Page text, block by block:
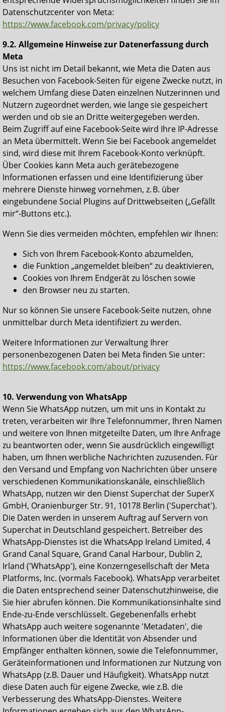
Datenschutzcenter von Meta:
https://www.facebook.com/privacy/policy
9.2. Allgemeine Hinweise zur Datenerfassung durch
Meta
Uns ist nicht im Detail bekannt, wie Meta die Daten aus
Besuchen von Facebook-Seiten für eigene Zwecke nutzt, in
welchem Umfang diese Daten einzelnen Nutzerinnen und
Nutzern zugeordnet werden, wie lange sie gespeichert
werden und ob sie an Dritte weitergegeben werden.
Beim Zugriff auf eine Facebook-Seite wird Ihre IP-Adresse
an Meta übermittelt. Wenn Sie bei Facebook angemeldet
sind, wird diese mit Ihrem Facebook-Konto verknüpft.
Über Cookies kann Meta auch gerätebezogene
Informationen erfassen und eine Identifizierung über
mehrere Dienste hinweg vornehmen, z. B. über
eingebundene Social Plugins auf Drittwebseiten („Gefällt
mir“-Buttons etc.).
Wenn Sie dies vermeiden möchten, empfehlen wir Ihnen:
Sich von Ihrem Facebook-Konto abzumelden,
die Funktion „angemeldet bleiben“ zu deaktivieren,
Cookies von Ihrem Endgerät zu löschen sowie
den Browser neu zu starten.
Nur so können Sie unsere Facebook-Seite nutzen, ohne
unmittelbar durch Meta identifiziert zu werden.
Weitere Informationen zur Verwaltung Ihrer
personenbezogenen Daten bei Meta finden Sie unter:
https://www.facebook.com/about/privacy
10. Verwendung von WhatsApp
Wenn Sie WhatsApp nutzen, um mit uns in Kontakt zu
treten, verarbeiten wir Ihre Telefonnummer, Ihren Namen
und weitere von Ihnen mitgeteilte Daten, um Ihre Anfrage
zu beantworten oder, wenn Sie ausdrücklich eingewilligt
haben, um Ihnen werbliche Nachrichten zuzusenden. Für
den Versand und Empfang von Nachrichten über unsere
verschiedenen Kommunikationskanäle, einschließlich
WhatsApp, nutzen wir den Dienst Superchat der SuperX
GmbH, Oranienburger Str. 91, 10178 Berlin ('Superchat').
Die Daten werden in unserem Auftrag auf Servern von
Superchat in Deutschland gespeichert. Betreiber des
WhatsApp-Dienstes ist die WhatsApp Ireland Limited, 4
Grand Canal Square, Grand Canal Harbour, Dublin 2,
Irland ('WhatsApp'), eine Konzerngesellschaft der Meta
Platforms, Inc. (vormals Facebook). WhatsApp verarbeitet
die Daten entsprechend seiner Datenschutzhinweise, die
Sie hier abrufen können. Die Kommunikationsinhalte sind
Ende-zu-Ende verschlüsselt. Gegebenenfalls erhebt
WhatsApp auch weitere sogenannte 'Metadaten', die
Informationen über die Identität von Absender und
Empfänger enthalten können, sowie die Telefonnummer,
Geräteinformationen und Informationen zur Nutzung von
WhatsApp (z.B. Dauer und Häufigkeit). WhatsApp nutzt
diese Daten auch für eigene Zwecke, wie z.B. die
Verbesserung des WhatsApp-Dienstes. Weitere